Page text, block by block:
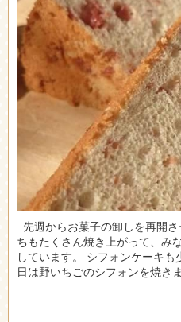
先週からお菓子の卸しを再開
ちもたくさん焼き上がって、み
しています。 シフォンケーキ
日は野いちごのシフォンを焼き